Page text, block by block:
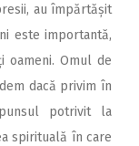
au împărtășit
este importantă,
Omul de
dacă privim în
potrivit la
spirituală în care